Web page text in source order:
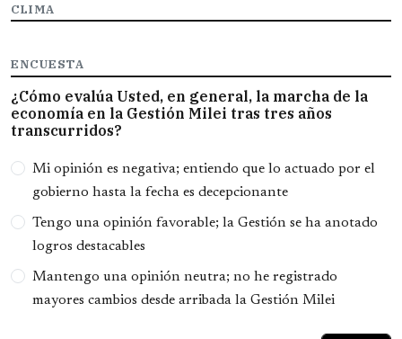
CLIMA
ENCUESTA
¿Cómo evalúa Usted, en general, la marcha de la
economía en la Gestión Milei tras tres años
transcurridos?
Opciones
Mi opinión es negativa; entiendo que lo actuado por el
gobierno hasta la fecha es decepcionante
Tengo una opinión favorable; la Gestión se ha anotado
logros destacables
Mantengo una opinión neutra; no he registrado
mayores cambios desde arribada la Gestión Milei